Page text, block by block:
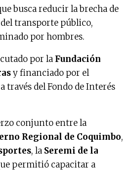
busca reducir la brecha de
transporte público,
por hombres.
por la Fundación
y financiado por el
través del Fondo de Interés
conjunto entre la
Regional de Coquimbo,
, la Seremi de la
permitió capacitar a